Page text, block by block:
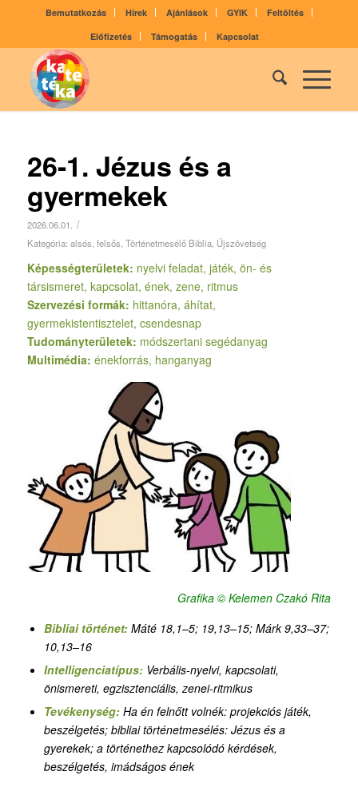
Bemutatkozás Hírek Ajánlások GYIK
Feltöltés
Előfizetés
Támogatás Kapcsolat
26-1. Jézus és a
gyermekek
2026.06.01. /
Kategória: alsós felsős Történetmesélő Biblia, Újszövetség
Képességterületek: nyelvi feladat, játék, ön- és
társismeret, kapcsolat, ének, zene, ritmus
Szervezési formák: hittanóra, áhítat,
gyermekistentisztelet, csendesnap
Tudományterületek: módszertani segédanyag
Multimédia: énekforrás, hanganyag
Grafika © Kelemen Czakó Rita
Bibliai történet:Máté 18,1–5; 19,13–15; Márk 9,33–37;
10,13–16
Intelligenciatípus: Verbális-nyelvi, kapcsolati,
önismereti, egzisztenciális,zenei-ritmikus
Tevékenység: Ha én felnőtt volnék: projekciós játék,
beszélgetés;bibliai történetmesélés: Jézus és a
gyerekek; a történethez kapcsolódó kérdések,
beszélgetés, imádságos ének